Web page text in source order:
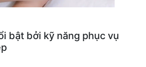
bật bởi kỹ năng phục vụ